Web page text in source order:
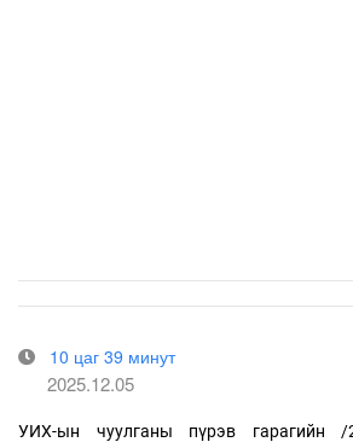
10 цаг 39 минут
2025.12.05
УИХ-ын чуулганы пүрэв гарагийн /